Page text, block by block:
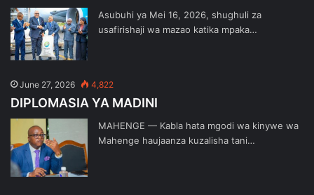
Asubuhi ya Mei 16, 2026, shughuli za
usafirishaji wa mazao katika mpaka…
June 27, 2026 4,822
DIPLOMASIA YA MADINI
MAHENGE — Kabla hata mgodi wa kinywe wa
Mahenge haujaanza kuzalisha tani…